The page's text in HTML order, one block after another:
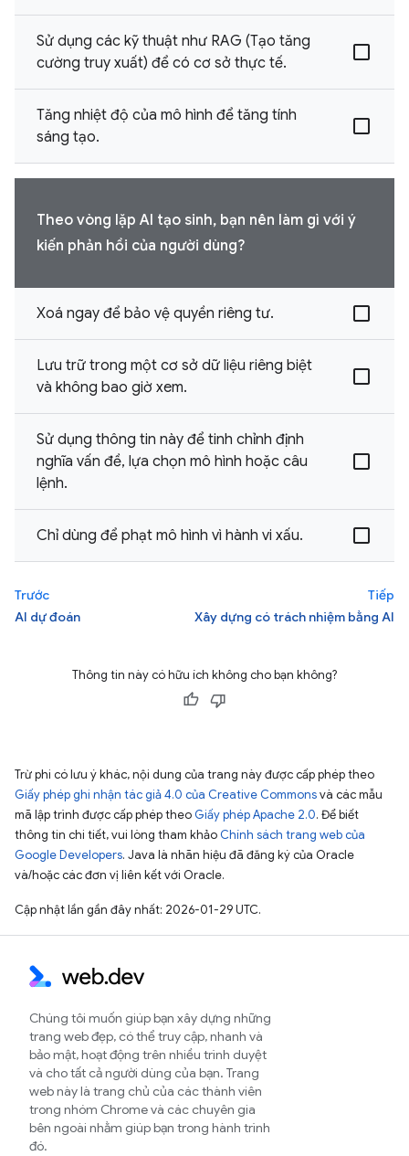
Sử dụng các kỹ thuật như RAG (Tạo tăng
cường truy xuất) để có cơ sở thực tế.
Tăng nhiệt độ của mô hình để tăng tính
sáng tạo.
Theo vòng lặp AI tạo sinh, bạn nên làm gì với ý
kiến phản hồi của người dùng?
Xoá ngay để bảo vệ quyền riêng tư.
Lưu trữ trong một cơ sở dữ liệu riêng biệt
và không bao giờ xem.
Sử dụng thông tin này để tinh chỉnh định
nghĩa vấn đề, lựa chọn mô hình hoặc câu
lệnh.
Chỉ dùng để phạt mô hình vì hành vi xấu.
Trước
AI dự đoán
Tiếp
Xây dựng có trách nhiệm bằng AI
Thông tin này có hữu ích không cho bạn không?
Trừ phi có lưu ý khác, nội dung của trang này được cấp phép theo
Giấy phép ghi nhận tác giả 4.0 của Creative Commonsvà các mẫu
mã lập trình được cấp phép theo Giấy phép Apache 2.0. Để biết
thông tin chi tiết, vui lòng tham khảo Chính sách trang web của
Google Developers. Java là nhãn hiệu đã đăng ký của Oracle
và/hoặc các đơn vị liên kết với Oracle.
Cập nhật lần gần đây nhất: 2026-01-29 UTC.
Chúng tôi muốn giúp bạn xây dựng những
trang web đẹp, có thể truy cập, nhanh và
bảo mật, hoạt động trên nhiều trình duyệt
và cho tất cả người dùng của bạn. Trang
web này là trang chủ của các thành viên
trong nhóm Chrome và các chuyên gia
bên ngoài nhằm giúp bạn trong hành trình
đó.